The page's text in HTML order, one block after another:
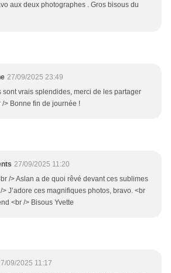
aux deux photographes . Gros bisous du
27/09/2025 23:49
sont vrais splendides, merci de les partager
/> Bonne fin de journée !
27/09/2025 11:20
/> Aslan a de quoi rêvé devant ces sublimes
J’adore ces magnifiques photos, bravo. <br
<br /> Bisous Yvette
09/2025 11:17